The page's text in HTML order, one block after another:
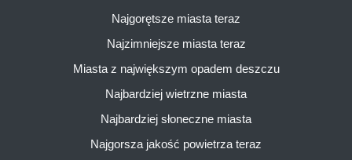
Najgorętsze miasta teraz
Najzimniejsze miasta teraz
Miasta z największym opadem deszczu
Najbardziej wietrzne miasta
Najbardziej słoneczne miasta
Najgorsza jakość powietrza teraz